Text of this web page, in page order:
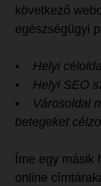
következő
egészségügyi
• Helyi
• Helyi SEO
• Városoldal
betegeket
Íme egy másik
online